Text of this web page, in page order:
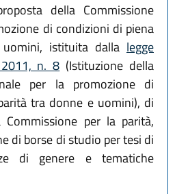
della Commissione
di condizioni di piena
istituita dalla legge
n. 8 (Istituzione della
per la promozione di
tra donne e uomini), di
per la parità,
di borse di studio per tesi di
di genere e tematiche